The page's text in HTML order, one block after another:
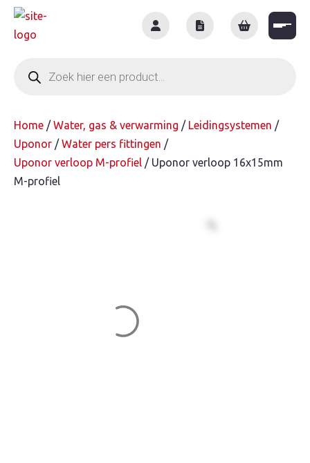
Skip
zoeken
Home /Water, gas & verwarming / Leidingsystemen /
Uponor /Water pers fittingen /
Uponor verloop M-profiel / Uponor verloop 16x15mm
M-profiel